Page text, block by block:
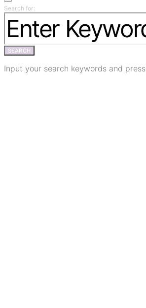
Search for:
SEARCH
Input your search keywords and